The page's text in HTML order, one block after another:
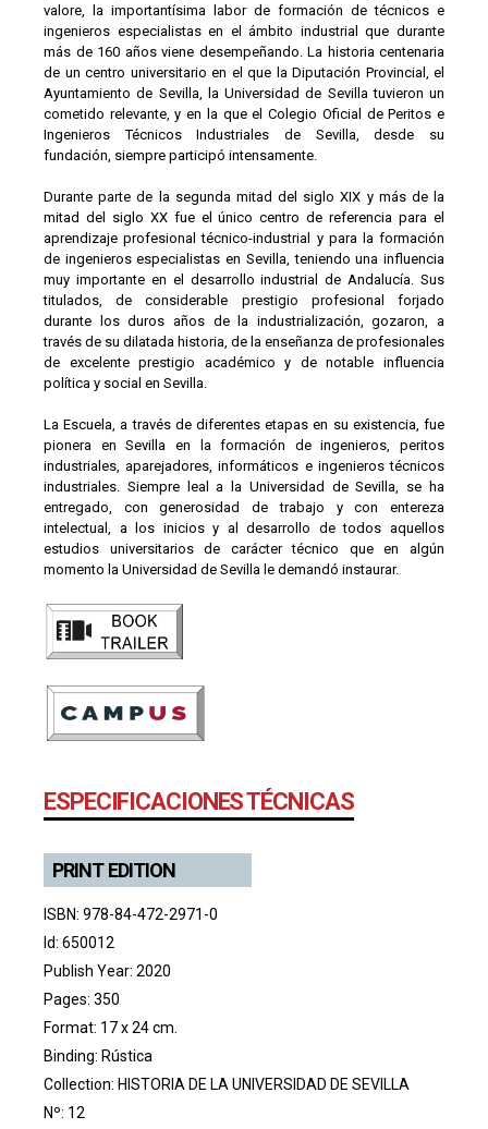
valore, la importantísima labor de formación de técnicos e
ingenieros especialistas en el ámbito industrial que durante
más de 160 años viene desempeñando. La historia centenaria
de un centro universitario en el que la Diputación Provincial, el
Ayuntamiento de Sevilla, la Universidad de Sevilla tuvieron un
cometido relevante, y en la que el Colegio Oficial de Peritos e
Ingenieros Técnicos Industriales de Sevilla, desde su
fundación, siempre participó intensamente.
Durante parte de la segunda mitad del siglo XIX y más de la
mitad del siglo XX fue el único centro de referencia para el
aprendizaje profesional técnico-industrial y para la formación
de ingenieros especialistas en Sevilla, teniendo una influencia
muy importante en el desarrollo industrial de Andalucía. Sus
titulados, de considerable prestigio profesional forjado
durante los duros años de la industrialización, gozaron, a
través de su dilatada historia, de la enseñanza de profesionales
de excelente prestigio académico y de notable influencia
política y social en Sevilla.
La Escuela, a través de diferentes etapas en su existencia, fue
pionera en Sevilla en la formación de ingenieros, peritos
industriales, aparejadores, informáticos e ingenieros técnicos
industriales. Siempre leal a la Universidad de Sevilla, se ha
entregado, con generosidad de trabajo y con entereza
intelectual, a los inicios y al desarrollo de todos aquellos
estudios universitarios de carácter técnico que en algún
momento la Universidad de Sevilla le demandó instaurar.
ESPECIFICACIONES TÉCNICAS
PRINT EDITION
ISBN: 978-84-472-2971-0
Id: 650012
Publish Year: 2020
Pages: 350
Format: 17 x 24 cm.
Binding: Rústica
Collection: HISTORIA DE LA UNIVERSIDAD DE SEVILLA
Nº: 12